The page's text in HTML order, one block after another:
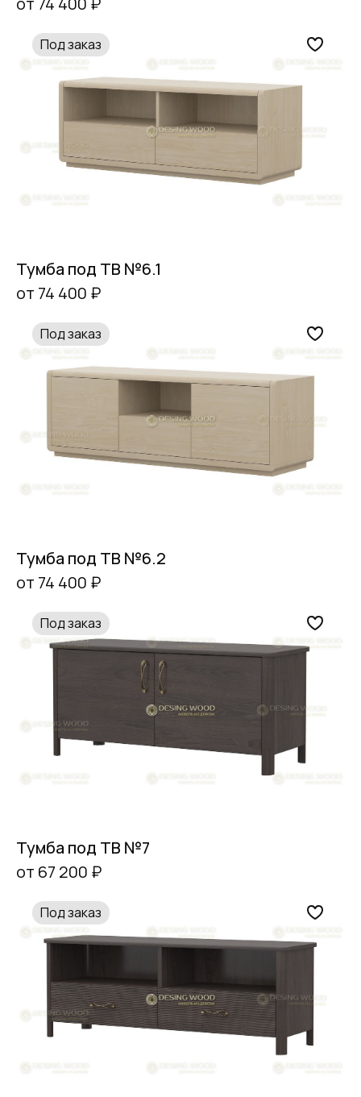
Под заказ
Тумба под ТВ №6.1
от 74 400 ₽
Под заказ
Тумба под ТВ №6.2
от 74 400 ₽
Под заказ
Тумба под ТВ №7
от 67 200 ₽
Под заказ